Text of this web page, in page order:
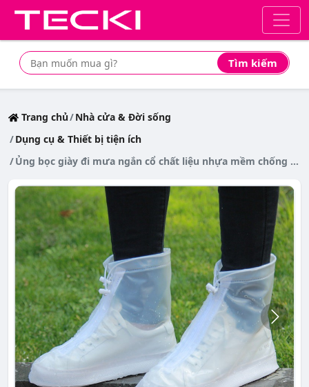
Tìm kiếm
Tìm mua sản phẩm giá rẻ nhất
Trang chủ Nhà cửa & Đời sống
Dụng cụ & Thiết bị tiện ích
Ủng bọc giày đi mưa ngắn cổ chất liệu nhựa mềm chống thấm nước,có đế cao su chống trơn trượt BỀN,ĐẸP,RẺ